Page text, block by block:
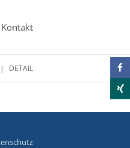
Kontakt
DETAIL